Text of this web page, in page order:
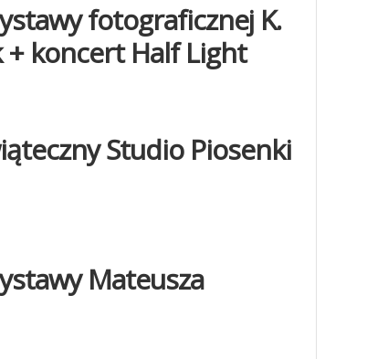
fotograficznej K.
+ koncert Half Light
Studio Piosenki
Mateusza